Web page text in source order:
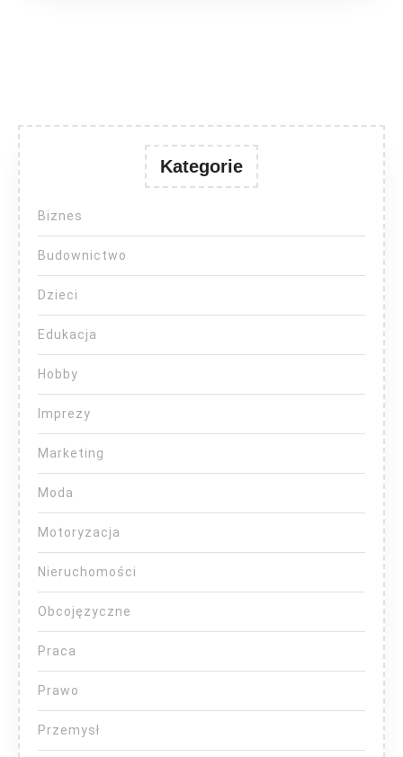
Kategorie
Biznes
Budownictwo
Dzieci
Edukacja
Hobby
Imprezy
Marketing
Moda
Motoryzacja
Nieruchomości
Obcojęzyczne
Praca
Prawo
Przemysł